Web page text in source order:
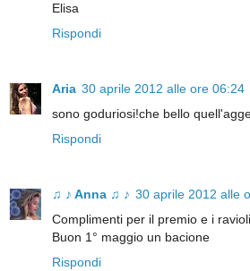
Elisa
Rispondi
Aria 30 aprile 2012 alle ore 06:24
sono goduriosi!che bello
Rispondi
♫ ♪ Anna ♫ ♪ 30 aprile 2012 alle
Complimenti per il premio e i
Buon 1° maggio un bacione
Rispondi